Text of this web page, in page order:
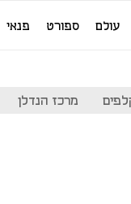
עולם ספורט פנאי
מרכז הנדלן